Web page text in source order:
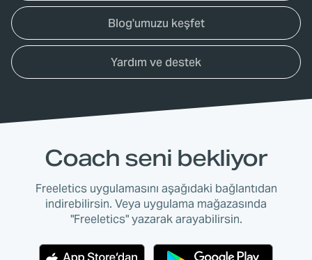
Blog'umuzu keşfet
Yardım ve destek
Coach seni bekliyor
Freeletics uygulamasını aşağıdaki bağlantıdan
indirebilirsin. Veya uygulama mağazasında
"Freeletics" yazarak arayabilirsin.